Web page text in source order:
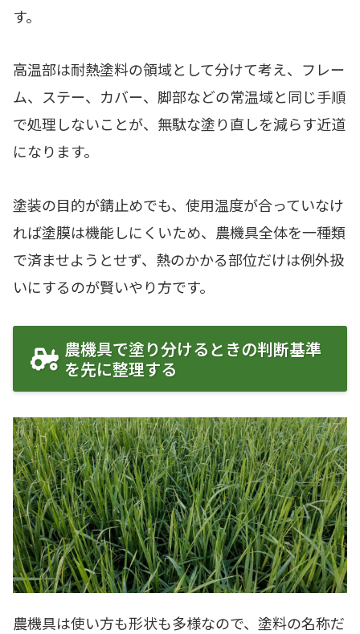
す。
高温部は耐熱塗料の領域として分けて考え、フレー
ム、ステー、カバー、脚部などの常温域と同じ手順
で処理しないことが、無駄な塗り直しを減らす近道
になります。
塗装の目的が錆止めでも、使用温度が合っていなけ
れば塗膜は機能しにくいため、農機具全体を一種類
で済ませようとせず、熱のかかる部位だけは例外扱
いにするのが賢いやり方です。
農機具で塗り分けるときの判断基準
を先に整理する
農機具は使い方も形状も多様なので、塗料の名称だ